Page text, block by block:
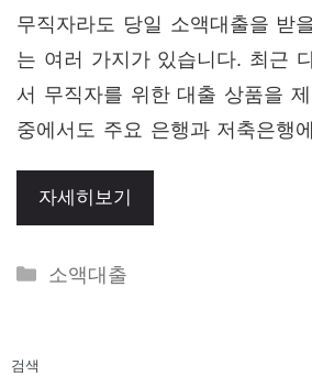
무직자라도 당일 소액대출을 받
는 여러 가지가 있습니다. 최근
서 무직자를 위한 대출 상품을
중에서도 주요 은행과 저축은행
자세히보기
Categories
소액대출
검색